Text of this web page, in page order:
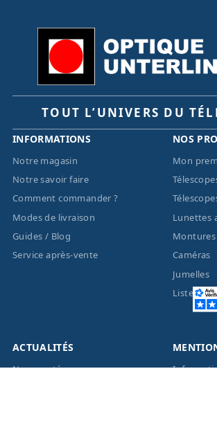
TOUT L’UNIVERS DU
INFORMATIONS
Notre magasin
Notre savoir faire
Comment commander ?
Modes de livraison
Guides / Blog
Service après-vente
NOS
Mon
Lunettes
Montures
Caméras
Jumelles
Liste des
ACTUALITÉS
Nouveautés